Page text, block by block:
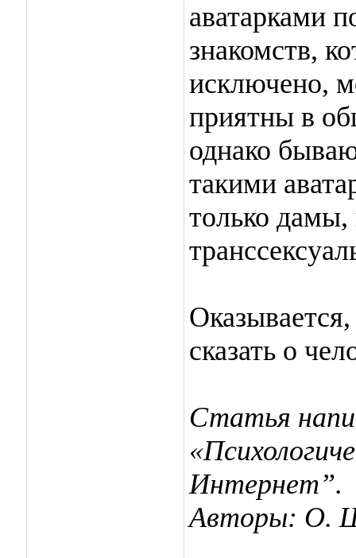
аватарками
знакомств,
исключено,
приятны в
однако
такими
только
сказать о
Статья
Интернет”.
Авторы: О.